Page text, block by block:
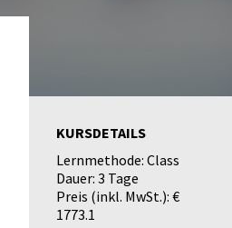
KURSDETAILS
Lernmethode: Class
Dauer: 3 Tage
Preis (inkl. MwSt.): €
1773.1